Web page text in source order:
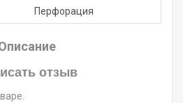
Перфорация
отзыв